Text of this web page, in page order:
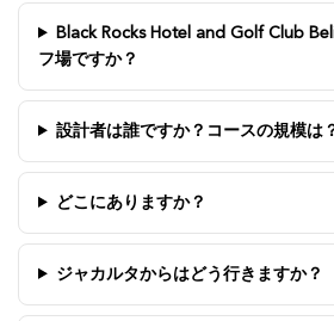
Black Rocks Hotel and Golf Club
フ場ですか？
設計者は誰ですか？コースの規模は
どこにありますか？
ジャカルタからはどう行きますか？